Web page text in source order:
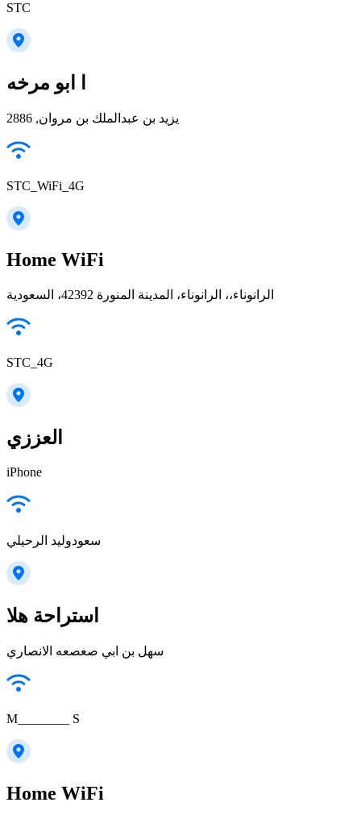
STC
ا ابو مرخه
يزيد بن عبدالملك بن مروان, 2886
STC_WiFi_4G
Home WiFi
الرانوناء،، الرانوناء، المدينة المنورة 42392، السعودية
STC_4G
العززي
iPhone
سعودوليد الرحيلي
استراحة هلا
سهل بن ابي صعصعه الانصاري
M________ S
Home WiFi